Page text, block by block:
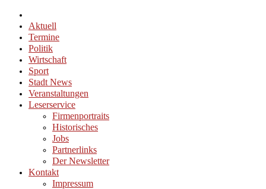
Aktuell
Termine
Politik
Wirtschaft
Sport
Stadt News
Veranstaltungen
Leserservice
Firmenportraits
Historisches
Jobs
Partnerlinks
Der Newsletter
Kontakt
Impressum